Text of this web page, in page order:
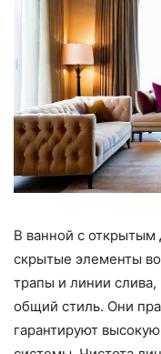
В ванной с
скрытые элементы
трапы и линии
общий стиль. Они
гарантируют